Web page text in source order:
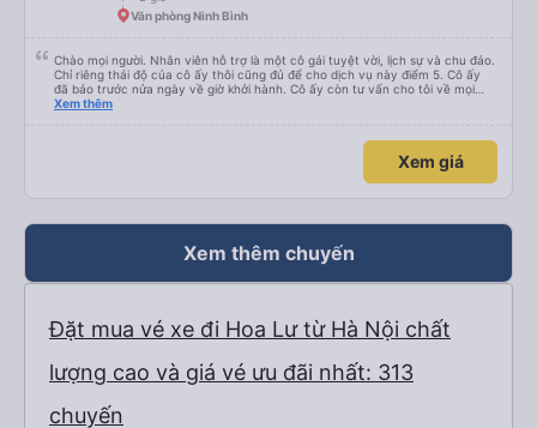
Văn phòng Ninh Bình
Chào mọi người. Nhân viên hỗ trợ là một cô gái tuyệt vời, lịch sự và chu đáo.
Chỉ riêng thái độ của cô ấy thôi cũng đủ để cho dịch vụ này điểm 5. Cô ấy
đã báo trước nửa ngày về giờ khởi hành. Cô ấy còn tư vấn cho tôi về mọi
vấn đề, kể cả những vấn đề không liên quan đến chuyến đi này. Tôi hỏi tôi có
thoải mái và có máy lạnh. Tài xế lái xe rất cẩn thận. Xe buýt hơi muộn một
chút, nhưng tôi có thể thấy anh ấy đã đợi khách du lịch từ một khách sạn
Xem thêm
Xem giá
Xem thêm chuyến
Đặt mua vé xe đi Hoa Lư từ Hà Nội chất
lượng cao và giá vé ưu đãi nhất: 313
chuyến